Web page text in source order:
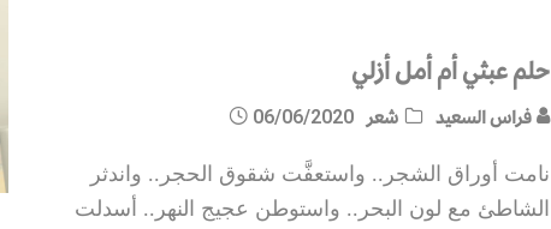
حلم عبثي أم أمل أزلي
فراس السعيد شعر 06/06/2020
نامت أوراق الشجر.. واستعفَّت شقوق الحجر.. واندثر
الشاطئ مع لون البحر.. واستوطن عجيج النهر.. أسدلت